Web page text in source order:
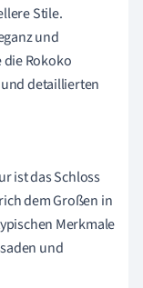
Stile.
und
Rokoko
detaillierten
ist das Schloss
dem Großen in
Merkmale
und